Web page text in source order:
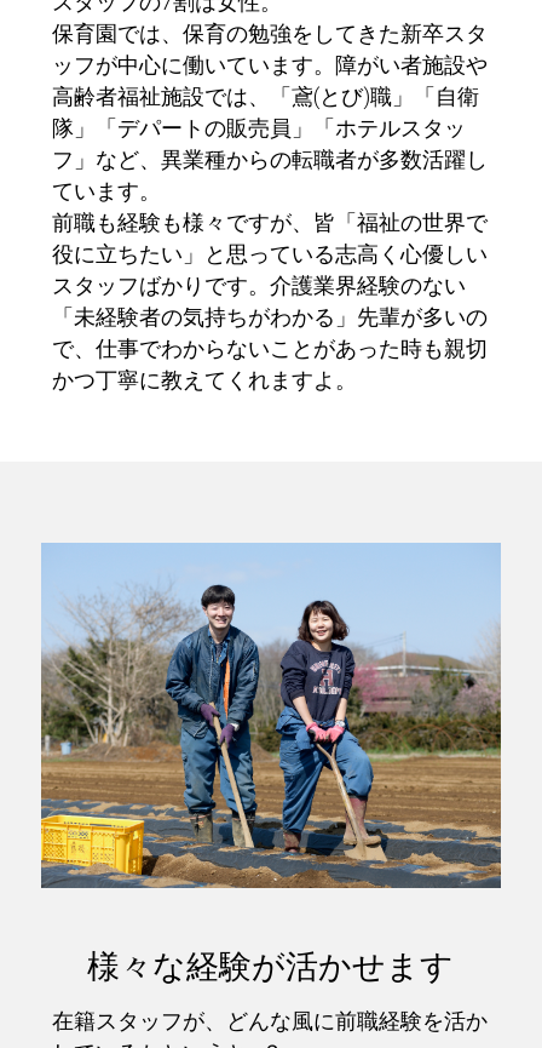
保育園では、保育の勉強をしてきた新卒スタ
ッフが中心に働いています。障がい者施設や
高齢者福祉施設では、「鳶(とび)職」「自衛
隊」「デパートの販売員」「ホテルスタッ
フ」など、異業種からの転職者が多数活躍し
ています。
前職も経験も様々ですが、皆「福祉の世界で
役に立ちたい」と思っている志高く心優しい
スタッフばかりです。介護業界経験のない
「未経験者の気持ちがわかる」先輩が多いの
で、仕事でわからないことがあった時も親切
かつ丁寧に教えてくれますよ。
様々な経験が活かせます
在籍スタッフが、どんな風に前職経験を活か